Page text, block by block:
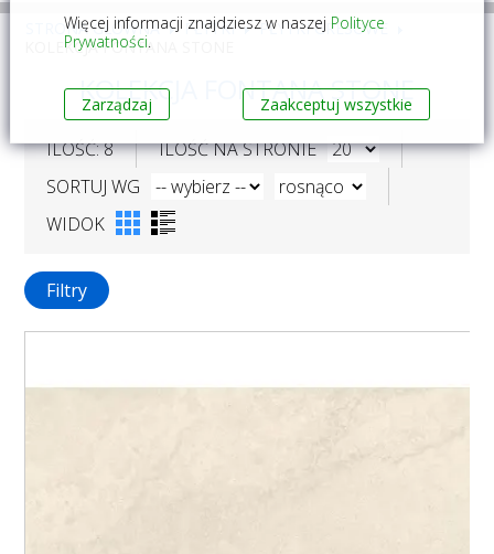
STRONA GŁÓWNA PŁYTKI
PŁYTKI GRESOWE
KOLEKCJA FONTANA STONE
KOLEKCJA FONTANA STONE
ILOŚĆ: 8
ILOŚĆ NA STRONIE
SORTUJ WG
WIDOK
Filtry
Więcej informacji znajdziesz w naszej Polityce
Prywatności.
Zarządzaj Zaakceptuj wszystkie